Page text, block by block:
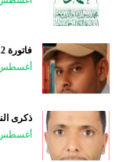
فاتورة 12 عامًا من الحصار والعدوان
أغسطس 5,
ذكرى
أغسطس 5,